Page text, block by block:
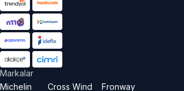
Markalar
Michelin
Cross Wind
Fronway